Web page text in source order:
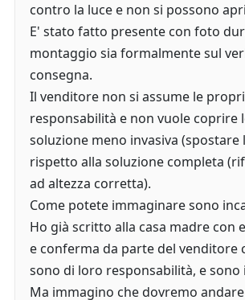
contro la luce e non si possono
E' stato fatto presente con foto
montaggio sia formalmente sul
consegna.
Il venditore non si assume le
responsabilità e non vuole coprire
soluzione meno invasiva (spostare
rispetto alla soluzione completa
ad altezza corretta).
Come potete immaginare sono
Ho già scritto alla casa madre con
e conferma da parte del venditore
sono di loro responsabilità, e sono
Ma immagino che dovremo